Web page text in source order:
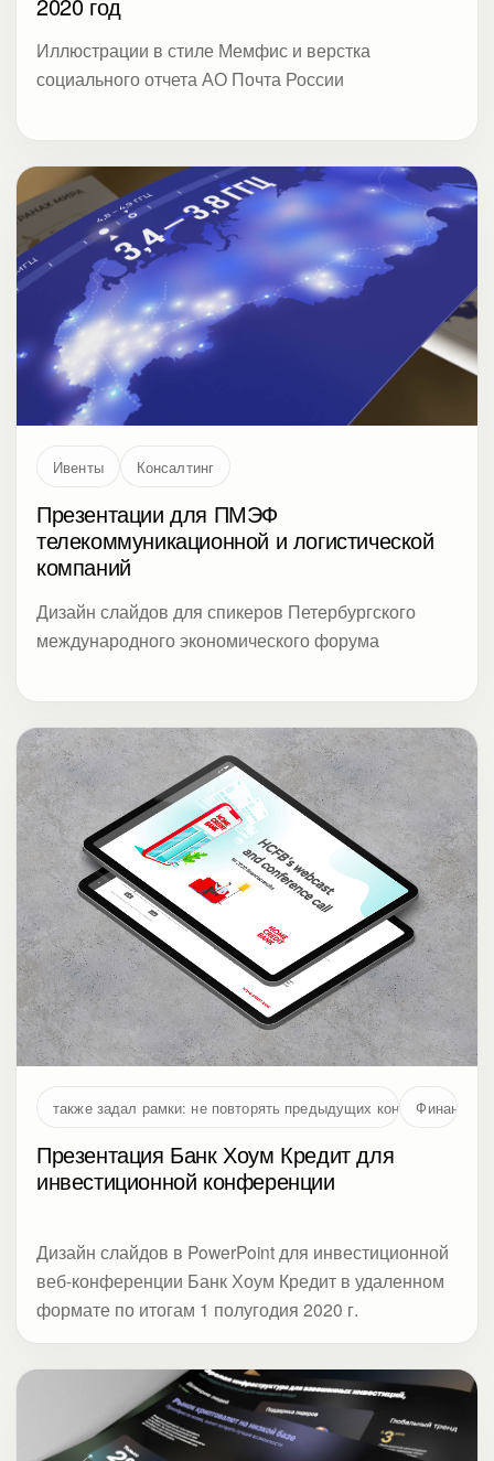
Иллюстрации в стиле Мемфис и верстка
социального отчета АО Почта России
Ивенты Консалтинг
Презентации для ПМЭФ
телекоммуникационной и логистической
компаний
Дизайн слайдов для спикеров Петербургского
международного экономического форума
также задал рамки: не повторять предыдущих концепций и
Финансы
Презентация Банк Хоум Кредит для
инвестиционной конференции
Дизайн слайдов в PowerPoint для инвестиционной
веб-конференции Банк Хоум Кредит в удаленном
формате по итогам 1 полугодия 2020 г.